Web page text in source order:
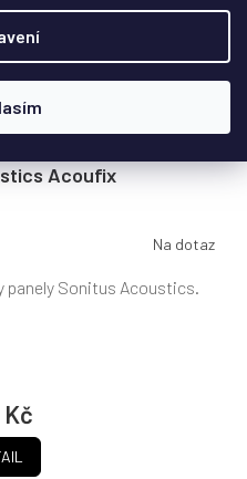
Acoufix
Na dotaz
Kč
panely Sonitus Acoustics.